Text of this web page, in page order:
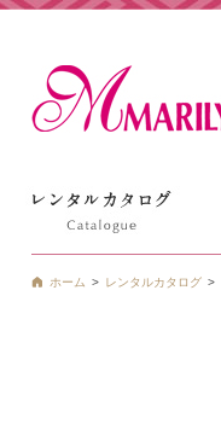
ホーム レンタルカタログ